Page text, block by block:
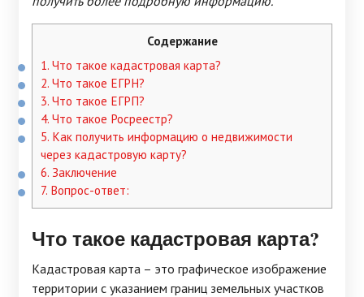
Содержание
1. Что такое кадастровая карта?
2. Что такое ЕГРН?
3. Что такое ЕГРП?
4. Что такое Росреестр?
5. Как получить информацию о недвижимости
через кадастровую карту?
6. Заключение
7. Вопрос-ответ:
Что такое кадастровая карта?
Кадастровая карта – это графическое изображение
территории с указанием границ земельных участков